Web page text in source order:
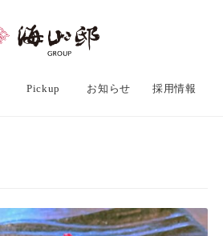
Pickup お知らせ 採用情報